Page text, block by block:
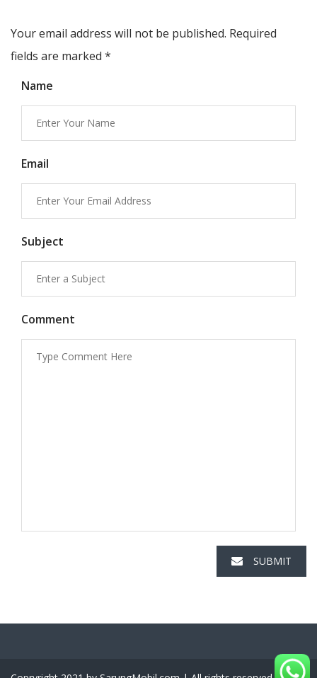
Your email address will not be published. Required
fields are marked *
Name
Email
Subject
Comment
SUBMIT